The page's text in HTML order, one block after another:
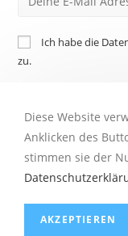
Ich habe die
zu.
Diese Website
Anklicken des
stimmen sie der
AKZEPTIEREN